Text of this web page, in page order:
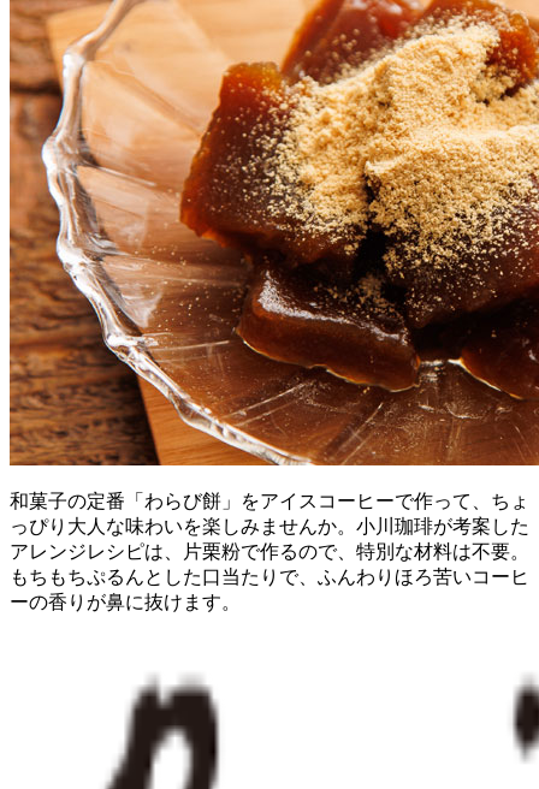
和菓子の定番「わらび餅」をアイスコーヒーで作って、ちょ
っぴり大人な味わいを楽しみませんか。小川珈琲が考案した
アレンジレシピは、片栗粉で作るので、特別な材料は不要。
もちもちぷるんとした口当たりで、ふんわりほろ苦いコーヒ
ーの香りが鼻に抜けます。